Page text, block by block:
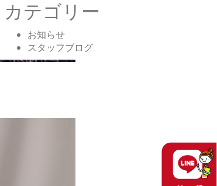
カテゴリー
お知らせ
スタッフブログ